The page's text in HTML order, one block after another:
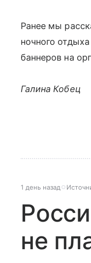
Ранее мы
ночного
баннеров на
Галина Кобец
1 день назад
не